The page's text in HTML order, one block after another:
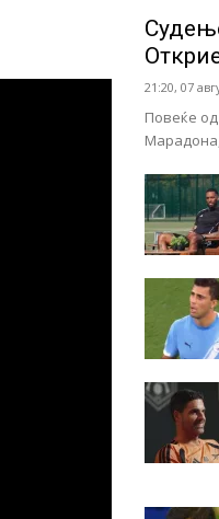
21:20, 07
Повеќе